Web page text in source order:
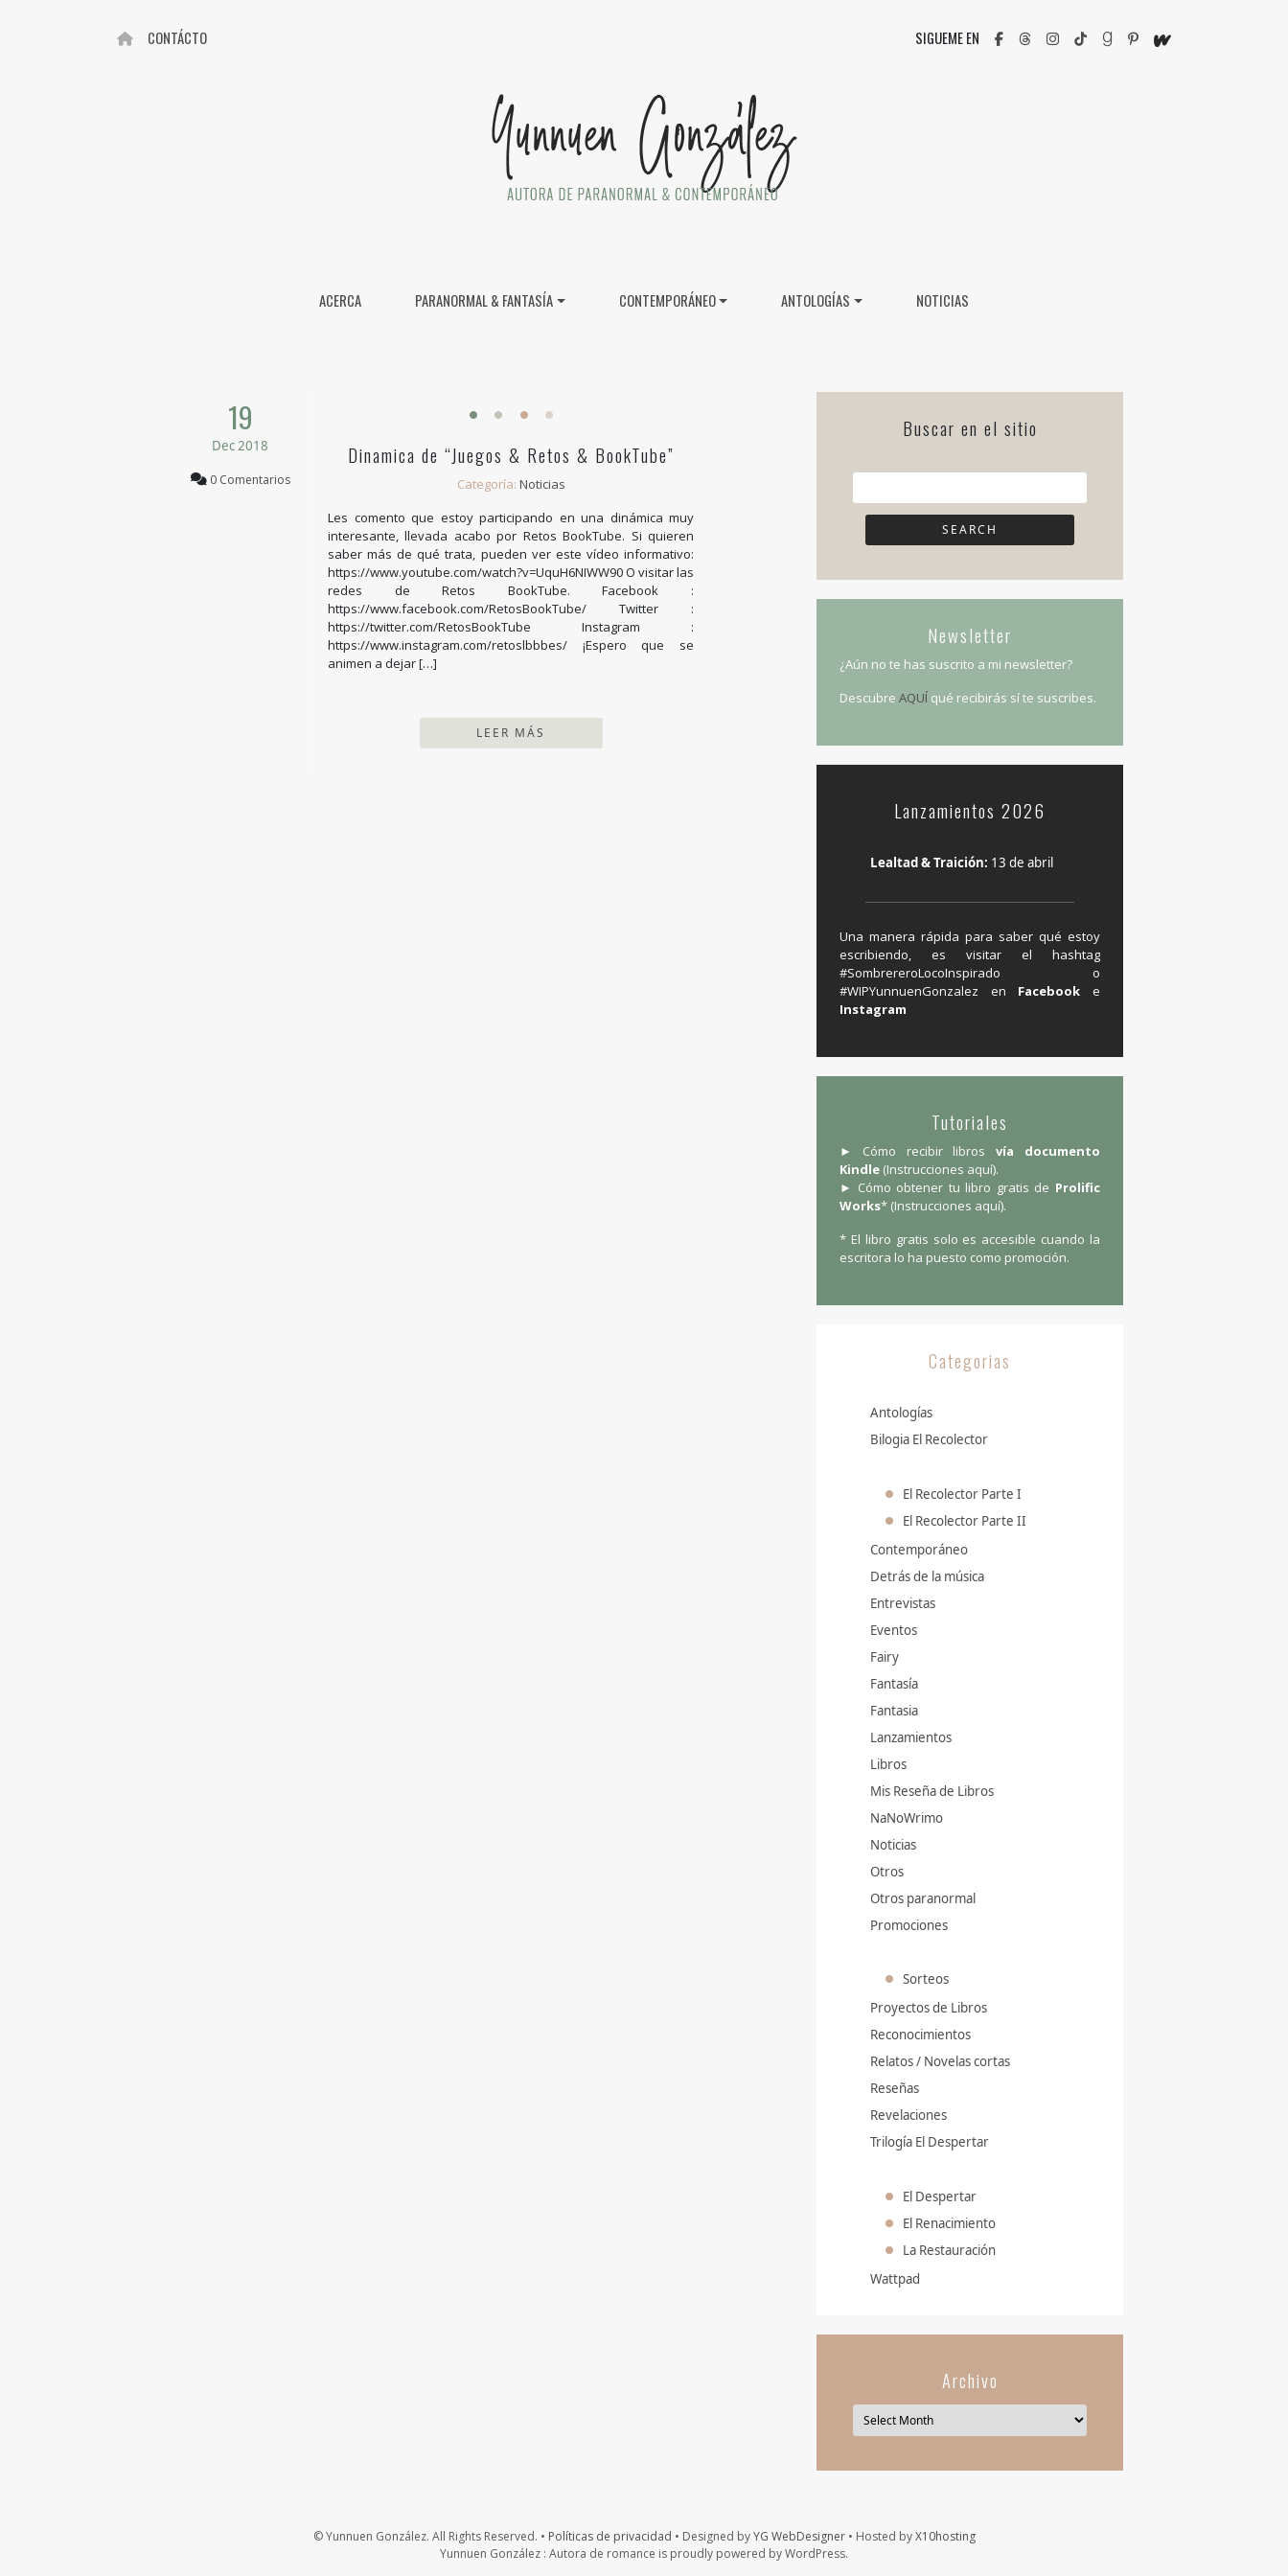
CONTÁCTO SIGUEME EN
ACERCA PARANORMAL & FANTASÍA CONTEMPORÁNEO ANTOLOGÍAS NOTICIAS
19
Dec 2018
0 Comentarios
Dinamica de “Juegos & Retos & BookTube”
Categoría: Noticias
Les comento que estoy participando en una dinámica muy
interesante, llevada acabo por Retos BookTube. Si quieren
saber más de qué trata, pueden ver este vídeo informativo:
https://www.youtube.com/watch?v=UquH6NIWW90 O visitar las
redes de Retos BookTube. Facebook :
https://www.facebook.com/RetosBookTube/ Twitter :
https://twitter.com/RetosBookTube Instagram :
https://www.instagram.com/retoslbbbes/ ¡Espero que se
animen a dejar […]
LEER MÁS
Buscar en el sitio
Newsletter
¿Aún no te has suscrito a mi newsletter?
Descubre AQUÍ qué recibirás sí te suscribes.
Lanzamientos 2026
Lealtad & Traición: 13 de abril
Una manera rápida para saber qué estoy
escribiendo, es visitar el hashtag
‬#SombrereroLocoInspirado o
#WIPYunnuenGonzalez en ‪ Facebook e
Instagram
Tutoriales
► Cómo recibir librosvía documento
Kindle (Instrucciones aquí).
► Cómo obtener tu libro gratis de Prolific
Works* (Instrucciones aquí).
* El libro gratis solo es accesible cuando la
escritora lo ha puesto como promoción.
Categorias
Antologías
Bilogia El Recolector
El Recolector Parte I
El Recolector Parte II
Contemporáneo
Detrás de la música
Entrevistas
Eventos
Fairy
Fantasía
Fantasia
Lanzamientos
Libros
Mis Reseña de Libros
NaNoWrimo
Noticias
Otros
Otros paranormal
Promociones
Sorteos
Proyectos de Libros
Reconocimientos
Relatos / Novelas cortas
Reseñas
Revelaciones
Trilogía El Despertar
El Despertar
El Renacimiento
La Restauración
Wattpad
Archivo
© Yunnuen González. All Rights Reserved. • Políticas de privacidad • Designed byYG WebDesigner• Hosted byX10hosting
Yunnuen González : Autora de romance is proudly powered by WordPress.